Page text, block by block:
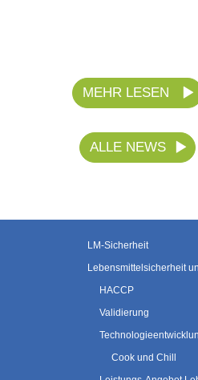
MEHR LESEN
ALLE NEWS
LM-Sicherheit
Lebensmittelsicherheit
HACCP
Validierung
Cook und Chill